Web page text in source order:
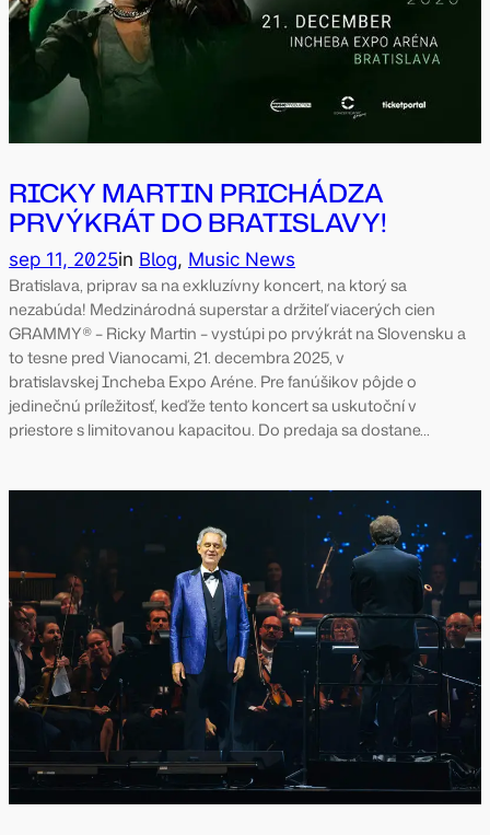
RICKY MARTIN PRICHÁDZA
PRVÝKRÁT DO BRATISLAVY!
sep 11, 2025in Blog, Music News
Bratislava, priprav sa na exkluzívny koncert, na ktorý sa
nezabúda! Medzinárodná superstar a držiteľ viacerých cien
GRAMMY® – Ricky Martin – vystúpi po prvýkrát na Slovensku a
to tesne pred Vianocami, 21. decembra 2025, v
bratislavskej Incheba Expo Aréne. Pre fanúšikov pôjde o
jedinečnú príležitosť, keďže tento koncert sa uskutoční v
priestore s limitovanou kapacitou. Do predaja sa dostane…